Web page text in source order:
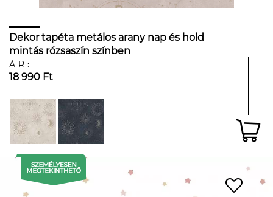
Dekor tapéta metálos arany nap és hold
mintás rózsaszín színben
ÁR:
18 990 Ft